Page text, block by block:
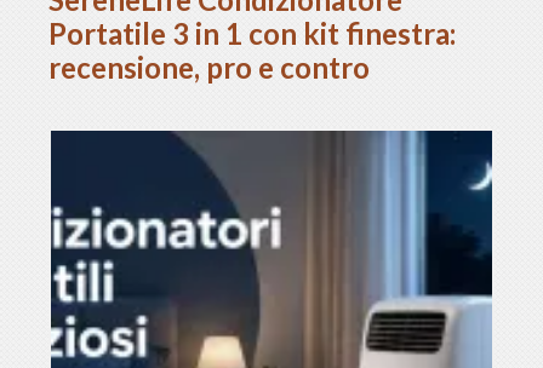
Portatile 3 in 1 con kit finestra:
recensione, pro e contro